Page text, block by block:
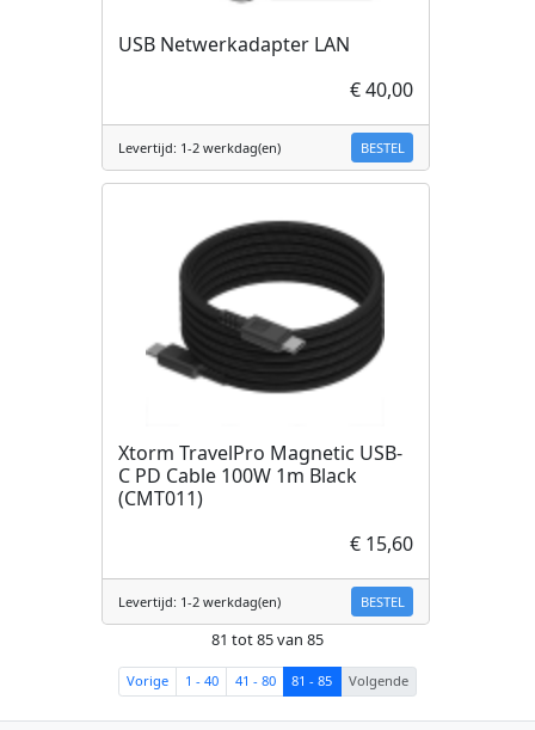
USB Netwerkadapter LAN
€ 40,00
Levertijd: 1-2 werkdag(en) BESTEL
Xtorm TravelPro Magnetic USB-
C PD Cable 100W 1m Black
(CMT011)
€ 15,60
Levertijd: 1-2 werkdag(en) BESTEL
81 tot 85 van 85
Vorige 1 - 40 41 - 80 81 - 85 Volgende